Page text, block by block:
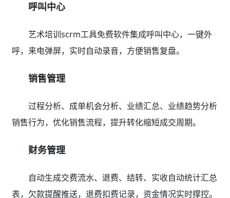
呼叫中心
艺术培训scrm工具免费软件集成呼叫中心，一键外
呼，来电弹屏，实时自动录音，方便销售复盘。
销售管理
过程分析、成单机会分析、业绩汇总、业绩趋势分析
销售行为，优化销售流程，提升转化缩短成交周期。
财务管理
自动生成交费流水、退费、结转、实收自动统计汇总
表，欠款提醒推送，退费扣费记录，资金情况实时撑控。